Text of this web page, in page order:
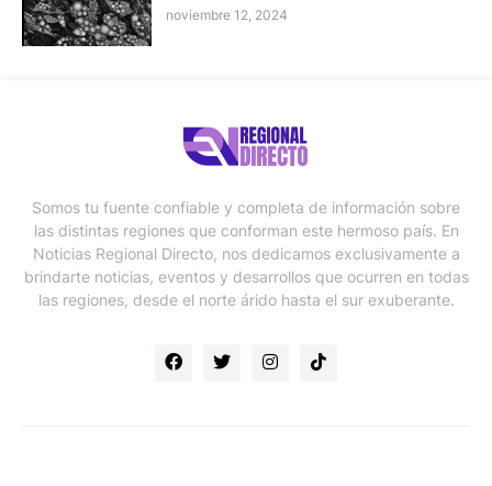
noviembre 12, 2024
Somos tu fuente confiable y completa de información sobre
las distintas regiones que conforman este hermoso país. En
Noticias Regional Directo, nos dedicamos exclusivamente a
brindarte noticias, eventos y desarrollos que ocurren en todas
las regiones, desde el norte árido hasta el sur exuberante.